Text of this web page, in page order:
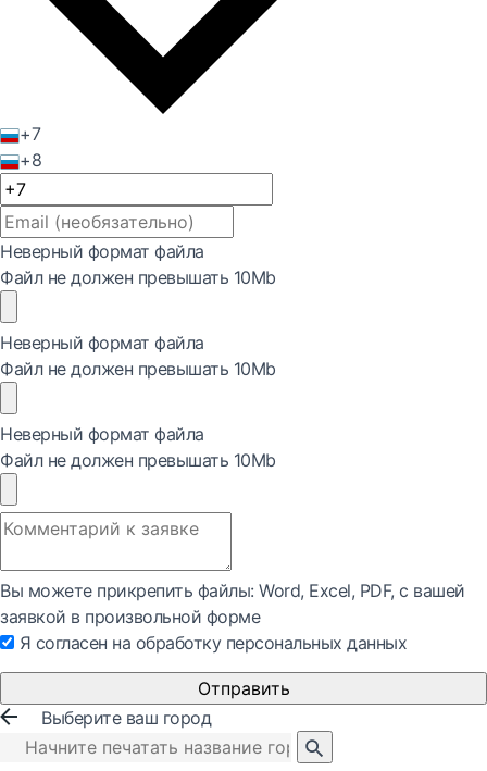
+7
+8
Неверный формат файла
Файл не должен превышать 10Mb
Неверный формат файла
Файл не должен превышать 10Mb
Неверный формат файла
Файл не должен превышать 10Mb
Вы можете прикрепить файлы: Word, Exсel, PDF, с вашей
заявкой в произвольной форме
Я согласен на обработку персональных данных
Отправить
Выберите ваш город